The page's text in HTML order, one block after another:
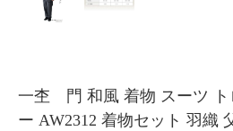
一杢 門 和風 着物 スーツ ト
ー AW2312 着物セット 羽織